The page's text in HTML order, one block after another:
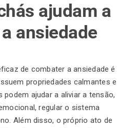
Contato
ajudam a
ansiedade
de combater a ansiedade é
propriedades calmantes e
podem ajudar a aliviar a tensão,
regular o sistema
Além disso, o próprio ato de